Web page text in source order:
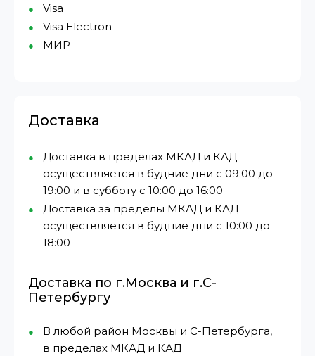
Visa
Visa Electron
МИР⁠
Доставка
Доставка в пределах МКАД и КАД
осуществляется в будние дни с 09:00 до
19:00 и в субботу с 10:00 до 16:00
Доставка за пределы МКАД и КАД
осуществляется в будние дни с 10:00 до
18:00
Доставка по г.Москва и г.С-
Петербургу
В любой район Москвы и С-Петербурга,
в пределах МКАД и КАД